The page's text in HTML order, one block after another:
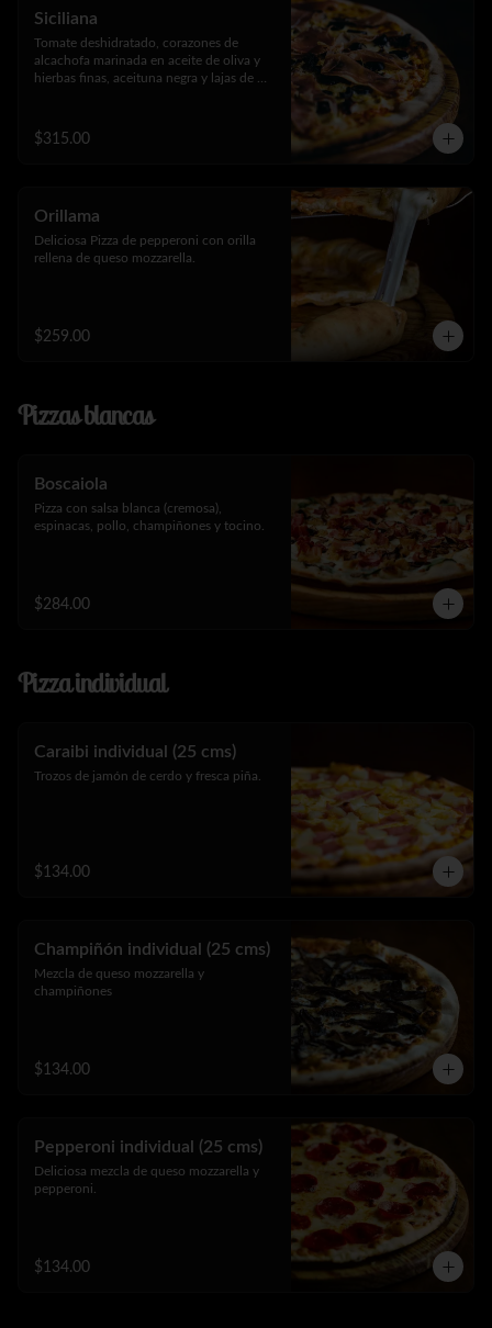
Siciliana
Tomate deshidratado, corazones de
alcachofa marinada en aceite de oliva y
hierbas finas, aceituna negra y lajas de
$315.00
Orillama
Deliciosa Pizza de pepperoni con orilla
rellena de queso mozzarella.
$259.00
Pizzas blancas
Boscaiola
Pizza con salsa blanca (cremosa),
espinacas, pollo, champiñones y tocino.
$284.00
Pizza individual
Caraibi individual (25 cms)
Trozos de jamón de cerdo y fresca piña.
$134.00
Champiñón individual (25 cms)
Mezcla de queso mozzarella y
champiñones
$134.00
Pepperoni individual (25 cms)
Deliciosa mezcla de queso mozzarella y
pepperoni.
$134.00